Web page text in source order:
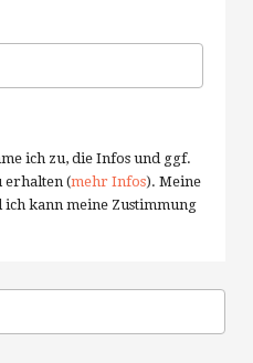
ich zu, die Infos und ggf.
erhalten (mehr Infos). Meine
ich kann meine Zustimmung